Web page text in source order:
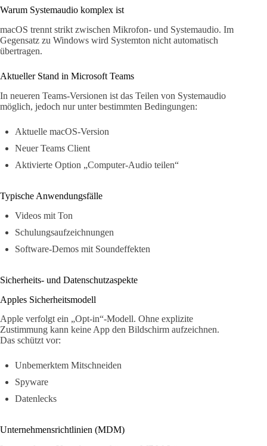
Warum Systemaudio komplex ist
macOS trennt strikt zwischen Mikrofon- und Systemaudio. Im
Gegensatz zu Windows wird Systemton nicht automatisch
übertragen.
Aktueller Stand in Microsoft Teams
In neueren Teams-Versionen ist das Teilen von Systemaudio
möglich, jedoch nur unter bestimmten Bedingungen:
Aktuelle macOS-Version
Neuer Teams Client
Aktivierte Option „Computer-Audio teilen“
Typische Anwendungsfälle
Videos mit Ton
Schulungsaufzeichnungen
Software-Demos mit Soundeffekten
Sicherheits- und Datenschutzaspekte
Apples Sicherheitsmodell
Apple verfolgt ein „Opt-in“-Modell. Ohne explizite
Zustimmung kann keine App den Bildschirm aufzeichnen.
Das schützt vor:
Unbemerktem Mitschneiden
Spyware
Datenlecks
Unternehmensrichtlinien (MDM)